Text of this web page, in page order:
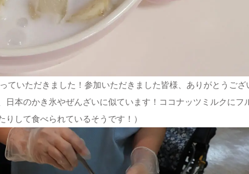
ていただきました！参加いただきました皆様、ありがとうござ
日本のかき氷やぜんざいに似ています！ココナッツミルクにフ
して食べられているそうです！）